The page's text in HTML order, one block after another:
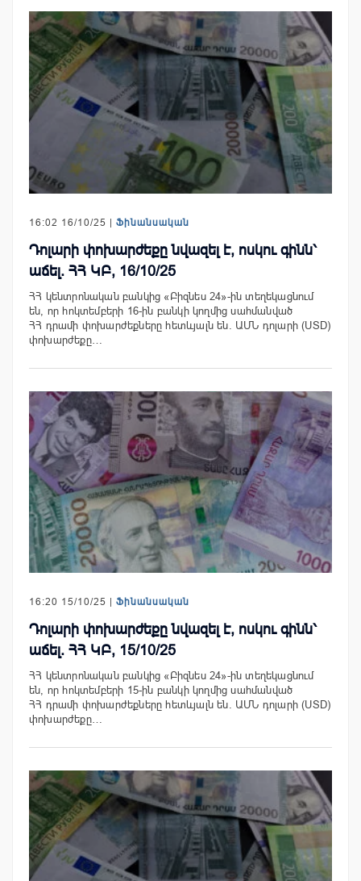
16:02 16/10/25 | Ֆինանսական
Դոլարի փոխարժեքը նվազել է, ոսկու գինն՝
աճել. ՀՀ ԿԲ, 16/10/25
ՀՀ կենտրոնական բանկից «Բիզնես 24»-ին տեղեկացնում
են, որ հոկտեմբերի 16-ին բանկի կողմից սահմանված
ՀՀ դրամի փոխարժեքները հետևյալն են. ԱՄՆ դոլարի (USD)
փոխարժեքը…
16:20 15/10/25 | Ֆինանսական
Դոլարի փոխարժեքը նվազել է, ոսկու գինն՝
աճել. ՀՀ ԿԲ, 15/10/25
ՀՀ կենտրոնական բանկից «Բիզնես 24»-ին տեղեկացնում
են, որ հոկտեմբերի 15-ին բանկի կողմից սահմանված
ՀՀ դրամի փոխարժեքները հետևյալն են. ԱՄՆ դոլարի (USD)
փոխարժեքը…